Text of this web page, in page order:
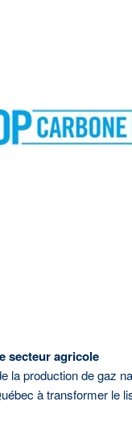
secteur agricole
la production de gaz
à transformer le